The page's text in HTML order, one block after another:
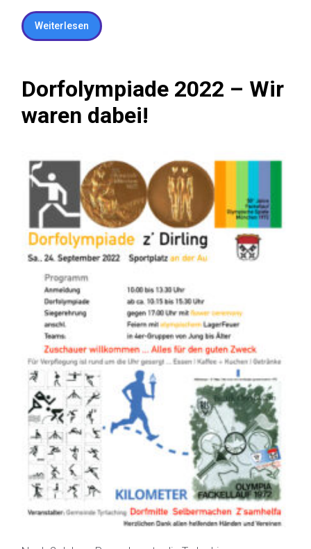
Weiterlesen
Dorfolympiade 2022 – Wir
waren dabei!